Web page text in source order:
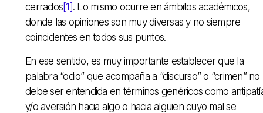
cerrados[1]. Lo mismo ocurre en ámbitos académicos,
donde las opiniones son muy diversas y no siempre
coincidentes en todos sus puntos.
En ese sentido, es muy importante establecer que la
palabra “odio” que acompaña a “discurso” o “crimen” no
debe ser entendida en términos genéricos como
y/o aversión hacia algo o hacia alguien cuyo mal se